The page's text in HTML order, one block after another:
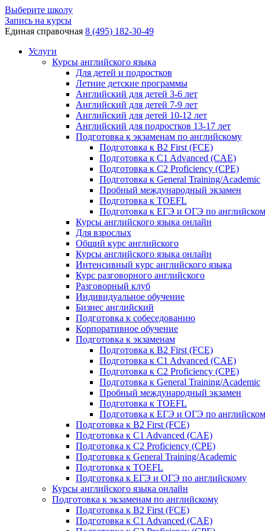
Выберите школу
Запись на курсы
Единая справочная 8 (495) 182-30-49
Услуги
Курсы английского языка
Для детей и подростков
Летние детские программы
Английский для детей 3-6 лет
Английский для детей 7-9 лет
Английский для детей 10-12 лет
Английский для подростков 13-17 лет
Подготовка к экзаменам по английскому
Подготовка к B2 First (FCE)
Подготовка к C1 Advanced (CAE)
Подготовка к C2 Proficiency (CPE)
Подготовка к General Training/Academic
Пробный международный экзамен
Подготовка к TOEFL
Подготовка к ЕГЭ и ОГЭ по
Курсы английского языка онлайн
Для взрослых
Общий курс английского
Курсы английского языка онлайн
Интенсивный курс английского языка
Курс разговорного английского
Разговорный клуб
Индивидуальное обучение
Бизнес английский
Подготовка к собеседованию
Корпоративное обучение
Подготовка к экзаменам
Подготовка к B2 First (FCE)
Подготовка к C1 Advanced (CAE)
Подготовка к C2 Proficiency (CPE)
Подготовка к General Training/Academic
Пробный международный экзамен
Подготовка к TOEFL
Подготовка к ЕГЭ и ОГЭ по
Подготовка к B2 First (FCE)
Подготовка к C1 Advanced (CAE)
Подготовка к C2 Proficiency (CPE)
Подготовка к General Training/Academic
Подготовка к TOEFL
Подготовка к ЕГЭ и ОГЭ по английскому
Курсы английского языка онлайн
Подготовка к экзаменам по английскому
Подготовка к B2 First (FCE)
Подготовка к C1 Advanced (CAE)